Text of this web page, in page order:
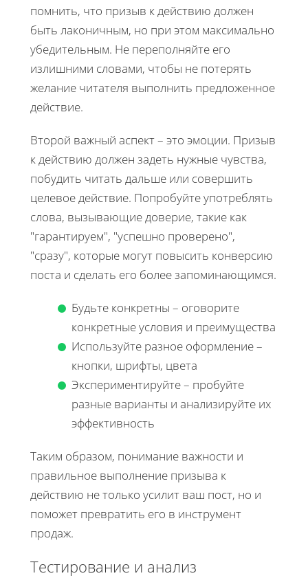
помнить, что призыв к действию должен
быть лаконичным, но при этом максимально
убедительным. Не переполняйте его
излишними словами, чтобы не потерять
желание читателя выполнить предложенное
действие.
Второй важный аспект – это эмоции. Призыв
к действию должен задеть нужные чувства,
побудить читать дальше или совершить
целевое действие. Попробуйте употреблять
слова, вызывающие доверие, такие как
"гарантируем", "успешно проверено",
"сразу", которые могут повысить конверсию
поста и сделать его более запоминающимся.
Будьте конкретны – оговорите
конкретные условия и преимущества
Используйте разное оформление –
кнопки, шрифты, цвета
Экспериментируйте – пробуйте
разные варианты и анализируйте их
эффективность
Таким образом, понимание важности и
правильное выполнение призыва к
действию не только усилит ваш пост, но и
поможет превратить его в инструмент
продаж.
Тестирование и анализ